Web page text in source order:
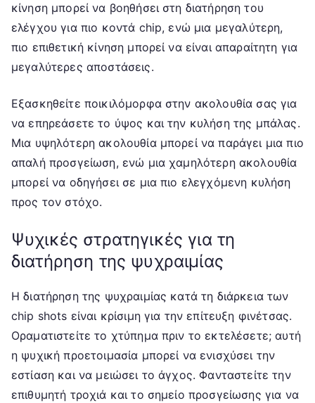
κίνηση μπορεί να βοηθήσει στη διατήρηση του
ελέγχου για πιο κοντά chip, ενώ μια μεγαλύτερη,
πιο επιθετική κίνηση μπορεί να είναι απαραίτητη για
μεγαλύτερες αποστάσεις.
Εξασκηθείτε ποικιλόμορφα στην ακολουθία σας για
να επηρεάσετε το ύψος και την κυλήση της μπάλας.
Μια υψηλότερη ακολουθία μπορεί να παράγει μια πιο
απαλή προσγείωση, ενώ μια χαμηλότερη ακολουθία
μπορεί να οδηγήσει σε μια πιο ελεγχόμενη κυλήση
προς τον στόχο.
Ψυχικές στρατηγικές για τη
διατήρηση της ψυχραιμίας
Η διατήρηση της ψυχραιμίας κατά τη διάρκεια των
chip shots είναι κρίσιμη για την επίτευξη φινέτσας.
Οραματιστείτε το χτύπημα πριν το εκτελέσετε; αυτή
η ψυχική προετοιμασία μπορεί να ενισχύσει την
εστίαση και να μειώσει το άγχος. Φανταστείτε την
επιθυμητή τροχιά και το σημείο προσγείωσης για να